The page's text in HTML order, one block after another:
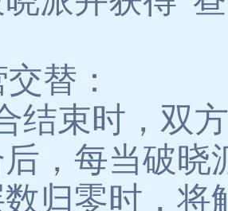
替：
结束时，双
，每当破晓
数归零时，